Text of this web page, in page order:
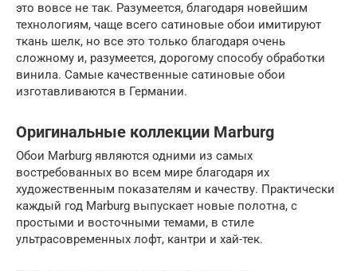
это вовсе не так. Разумеется, благодаря новейшим
технологиям, чаще всего сатиновые обои имитируют
ткань шелк, но все это только благодаря очень
сложному и, разумеется, дорогому способу обработки
винила. Самые качественные сатиновые обои
изготавливаются в Германии.
Оригинальные коллекции Marburg
Обои Marburg являются одними из самых
востребованных во всем мире благодаря их
художественным показателям и качеству. Практически
каждый год Marburg выпускает новые полотна, с
простыми и восточными темами, в стиле
ультрасовременных лофт, кантри и хай-тек.